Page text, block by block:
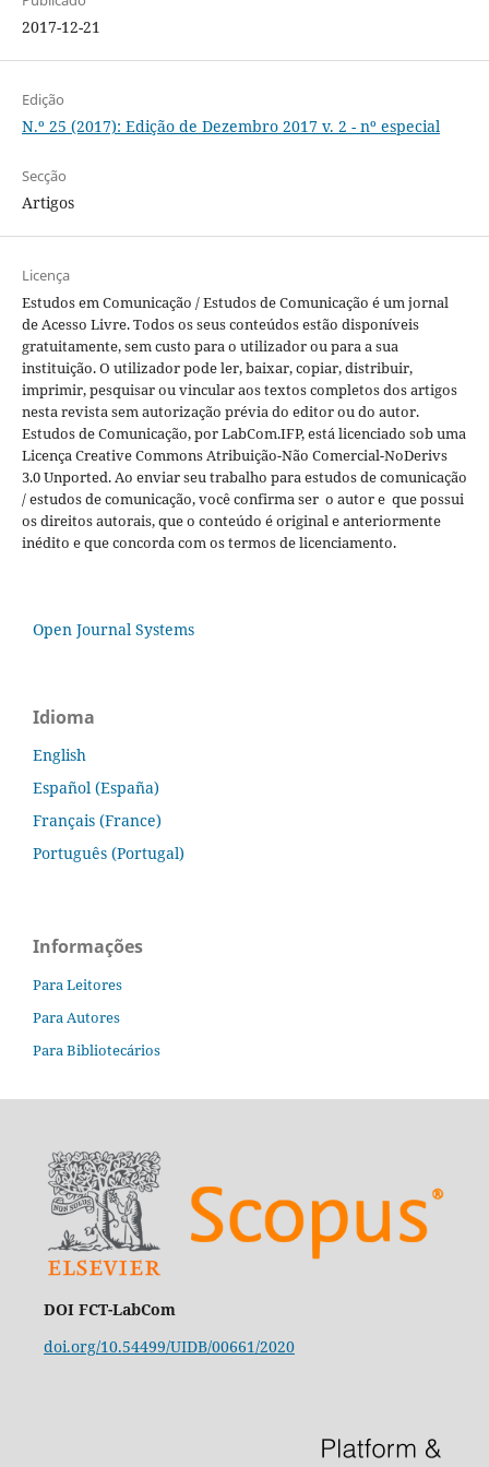
2017-12-21
Edição
N.º 25 (2017): Edição de Dezembro 2017 v. 2 - nº especial
Secção
Artigos
Licença
Estudos em Comunicação / Estudos de Comunicação é um jornal
de Acesso Livre. Todos os seus conteúdos estão disponíveis
gratuitamente, sem custo para o utilizador ou para a sua
instituição. O utilizador pode ler, baixar, copiar, distribuir,
imprimir, pesquisar ou vincular aos textos completos dos artigos
nesta revista sem autorização prévia do editor ou do autor.
Estudos de Comunicação, por LabCom.IFP, está licenciado sob uma
Licença Creative Commons Atribuição-Não Comercial-NoDerivs
3.0 Unported. Ao enviar seu trabalho para estudos de comunicação
/ estudos de comunicação, você confirma ser o autor e que possui
os direitos autorais, que o conteúdo é original e anteriormente
inédito e que concorda com os termos de licenciamento.
Open Journal Systems
Idioma
English
Español (España)
Français (France)
Português (Portugal)
Informações
Para Leitores
Para Autores
Para Bibliotecários
DOI FCT-LabCom
doi.org/10.54499/UIDB/00661/2020